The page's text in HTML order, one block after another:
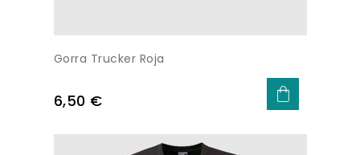
Gorra Trucker Roja
Precio
6,50 €